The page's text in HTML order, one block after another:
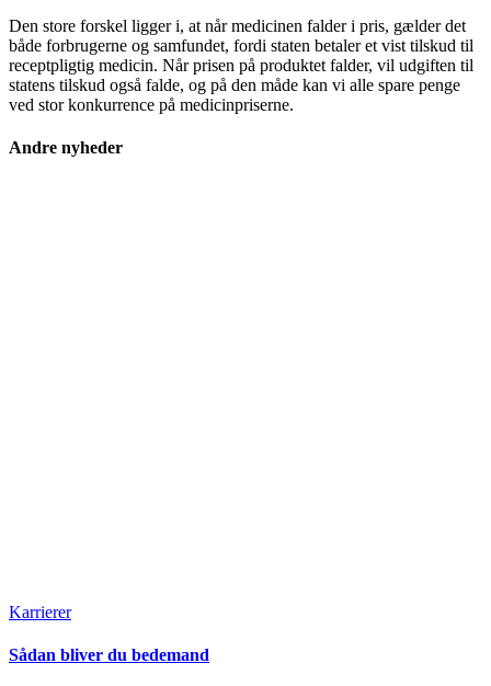
Den store forskel ligger i, at når medicinen falder i pris, gælder det
både forbrugerne og samfundet, fordi staten betaler et vist tilskud til
receptpligtig medicin. Når prisen på produktet falder, vil udgiften til
statens tilskud også falde, og på den måde kan vi alle spare penge
ved stor konkurrence på medicinpriserne.
Andre nyheder
Karrierer
Sådan bliver du bedemand